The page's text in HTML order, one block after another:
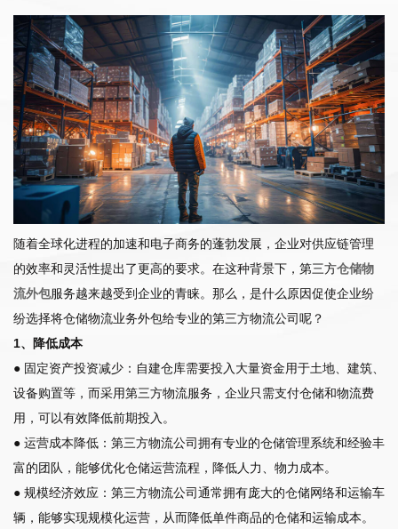
随着全球化进程的加速和电子商务的蓬勃发展，企业对供应链管理
的效率和灵活性提出了更高的要求。在这种背景下，第三方仓储物
流外包服务越来越受到企业的青睐。那么，是什么原因促使企业纷
纷选择将仓储物流业务外包给专业的第三方物流公司呢？
1、降低成本
● 固定资产投资减少：自建仓库需要投入大量资金用于土地、建筑、
设备购置等，而采用第三方物流服务，企业只需支付仓储和物流费
用，可以有效降低前期投入。
● 运营成本降低：第三方物流公司拥有专业的仓储管理系统和经验丰
富的团队，能够优化仓储运营流程，降低人力、物力成本。
● 规模经济效应：第三方物流公司通常拥有庞大的仓储网络和运输车
辆，能够实现规模化运营，从而降低单件商品的仓储和运输成本。